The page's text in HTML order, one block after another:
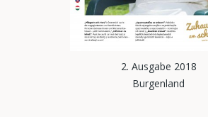
2. Ausgabe 2018
Burgenland